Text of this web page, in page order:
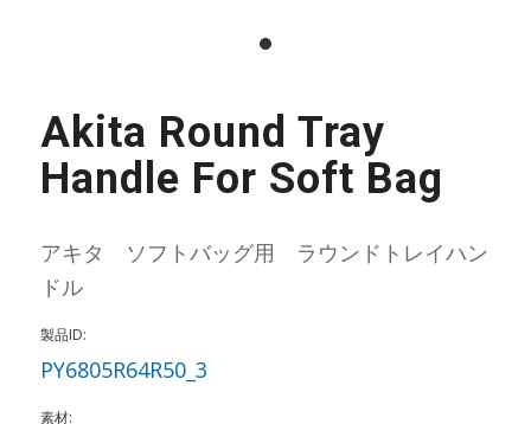
Akita Round Tray
Handle For Soft Bag
アキタ ソフトバッグ用 ラウンドトレイハン
ドル
製品ID:
PY6805R64R50_3
素材: